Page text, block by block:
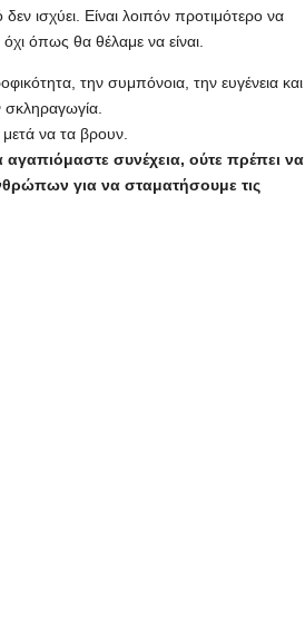
ισχύει. Είναι λοιπόν προτιμότερο να
όπως θα θέλαμε να είναι.
την συμπόνοια, την ευγένεια και
να τα βρουν.
αγαπιόμαστε συνέχεια, ούτε πρέπει να
για να σταματήσουμε τις